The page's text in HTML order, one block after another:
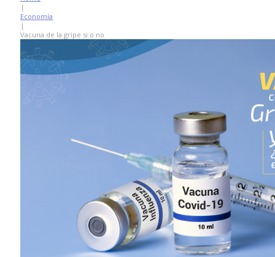
|
Economía
|
Vacuna de la gripe si o no